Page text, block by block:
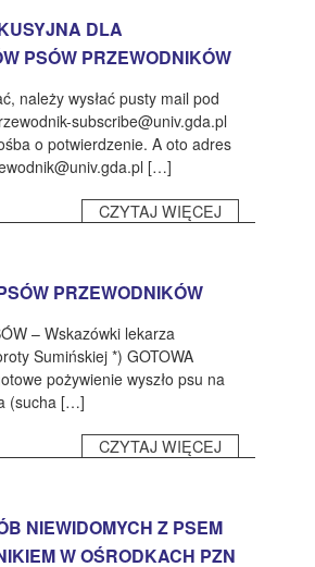
DLA
PSÓW PRZEWODNIKÓW
należy wysłać pusty mail pod
subscribe@univ.gda.pl
o potwierdzenie. A oto adres
[…]
CZYTAJ WIĘCEJ
PRZEWODNIKÓW
– Wskazówki lekarza
Sumińskiej *) GOTOWA
pożywienie wyszło psu na
(sucha […]
CZYTAJ WIĘCEJ
NIEWIDOMYCH Z PSEM
W OŚRODKACH PZN